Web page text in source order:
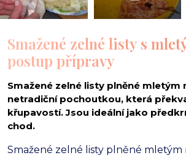
Smažené zelné listy s
postup přípravy
Smažené zelné listy plněné mletým
netradiční pochoutkou, která
křupavostí. Jsou ideální jako
chod.
Smažené zelné listy plněné mletým